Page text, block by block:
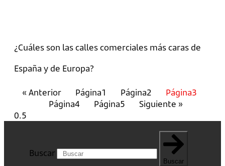
¿Cuáles son las calles comerciales más caras de
España y de Europa?
« Anterior Página1 Página2 Página3
Página4 Página5 Siguiente »
Buscar
Buscar